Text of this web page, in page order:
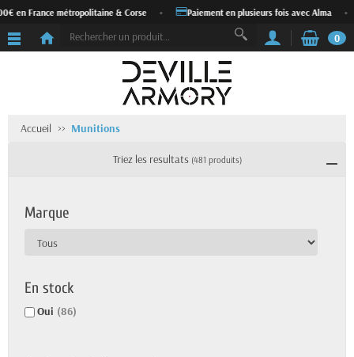
métropolitaine & Corse • Paiement en plusieurs fois avec Alma •
0
Accueil Munitions
Triez les resultats (481 produits)
Marque
En stock
Oui (86)